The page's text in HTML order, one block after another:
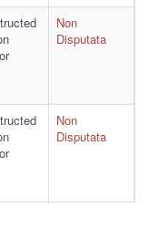
Non
Disputata
Non
Disputata